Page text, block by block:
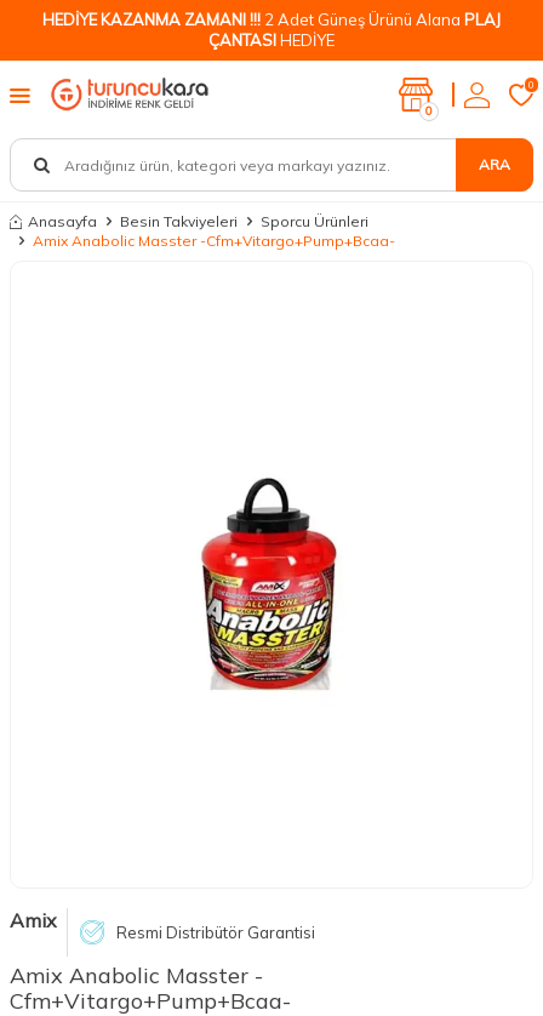
HEDİYE KAZANMA ZAMANI !!! 2 Adet Güneş Ürünü Alana PLAJ
ÇANTASIHEDİYE
ARA
0
0
Anasayfa Besin Takviyeleri
Sporcu Ürünleri
Amix Anabolic Masster -Cfm+Vitargo+Pump+Bcaa-
Amix Resmi Distribütör Garantisi
Amix Anabolic Masster -
Cfm+Vitargo+Pump+Bcaa-